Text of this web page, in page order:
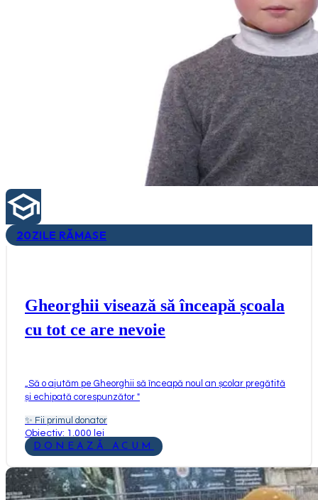
20ZILE RĂMASE
Gheorghii visează să înceapă școala
cu tot ce are nevoie
Să o ajutăm pe Gheorghii să înceapă noul an școlar pregătită
și echipată corespunzător "
✨ Fii primul donator
Obiectiv: 1.000 lei
DONEAZĂ ACUM